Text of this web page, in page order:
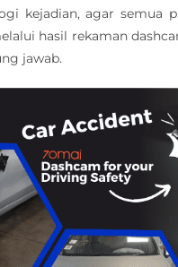
kejadian, agar semua
hasil rekaman
jawab.